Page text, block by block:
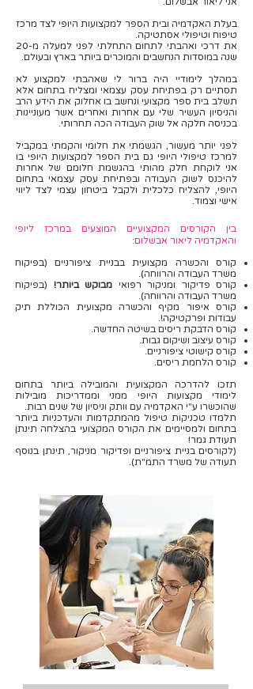
בעלת האקדמיה ובית הספר למקצועות היופי לצד מרכז
טיפוח וטיפולי אסתטיקה.
את דרכי ואהבתי לתחום התחלתי לפני למעלה מ-20
שנה במוסדות הנחשבים והמוכרים ביותר בארץ ובעולם.
במהלך לימודיי היה ברור לי שאהבתי למקצוע לא
תסתיים רק בפתיחת עסק עצמאי ומצליח בתחום אלא
תשלב בית ספר מקצועי ונחשב בו אחלוק את הידע הרב
והניסיון העשיר שלי עם אחרות ואחרים אשר מעוניינות
בכניסה חלקה אל שוק העבודה הכה תחרותי.
לפני יותר מעשור, הגשמתי את חלומי והקמתי במקביל
למרכז טיפולי היופי גם בית הספר למקצועות היופי בו
אני לוקחת חלק מהותי בהגשמת חלומם של אחרות
להיכנס לשוק העבודה ובפתיחת עסק עצמאי בתחום
היופי, להצליח כלכלית ולקבל ביטחון עצמי לצד ליווי
אישי וצמוד.
בין הקורסים המקצועיים המוצעים במרכז ליופי
והאקדמיה ליאור אבשלום:
קורס והכשרה מקצועית בבניית ציפורניים (בפיקוח
משרד העבודה והרווחה).
קורס פדיקור ומניקור רפואי מבוקש ביותר! (בפיקוח
משרד העבודה והרווחה).
קורס איפור מקיף והכשרה מקצועית הכוללת תיק
עבודות ופרקטיקה!.
קורס הדבקת ריסים בשיטה החדשה.
קורס עיצוב ושיקום גבות.
קורס קישוטי ציפורניים.
קורס הלחמת ריסים.
תזכו להדרכה המקצועית והמובילה ביותר בתחום
לימודי מקצועות היופי ממני וממדריכות מובילות
שהוכשרו ע"י האקדמיה עם וותק וניסיון של שנים רבות.
תלמדו טכניקות טיפול מהמתקדמות והעדכניות ביותר
בתחום ולמסיימים את הקורס המקצועי בהצלחה תינתן
תעודת גמר!
(לקורסים בניית ציפורניים ופדיקור מניקור, תינתן בנוסף
תעודה של משרד התמ"ת).